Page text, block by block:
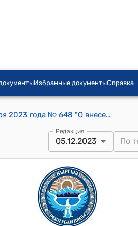
Избранные документыСправка
Постановление Кабинета Министров КР от 5 декабря 2023 года № 648 "О внесении изменений в некоторые постановления Правительства Кыргызской Республики и Кабинета Министров Кыргызской Республики в сфере внешнеэкономической деятельности"
Редакция
05.12.2023